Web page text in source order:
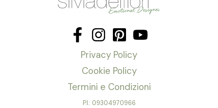
Privacy Policy
Cookie Policy
Termini e Condizioni
P.I.: 09304970966